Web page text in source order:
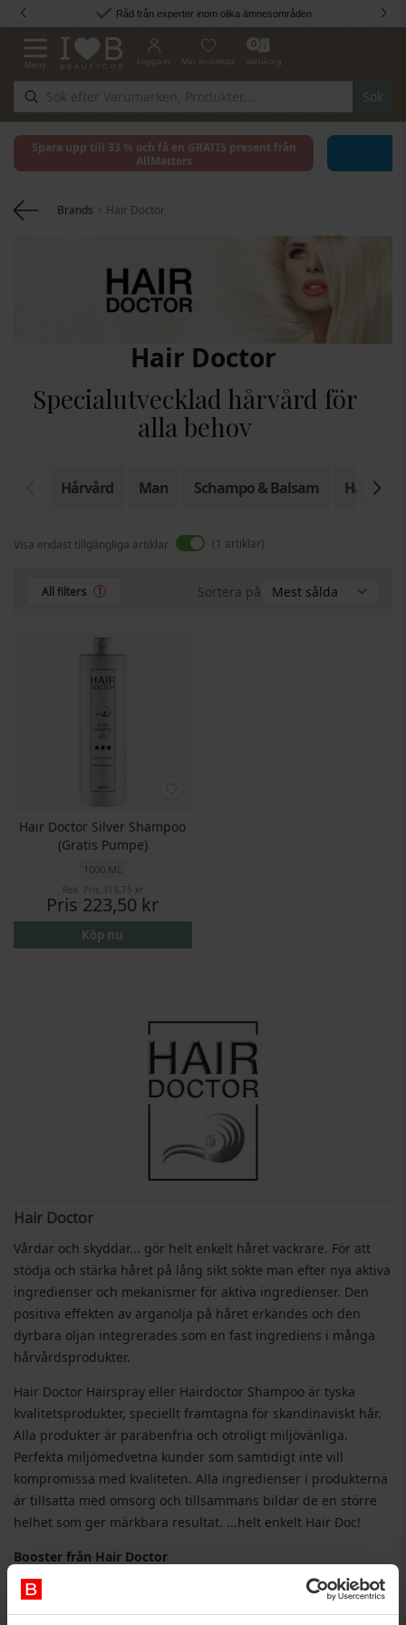
Hoppa till innehålletRåd från experter inom olika ämnesområden
Växla Nav
Meny
Sök
Logga in Min önskelista
0
Varukorg
Spara upp till 33 % och få en GRATIS present från
AllMatters
Brands Hair Doctor
Hair Doctor
Specialutvecklad hårvård för
alla behov
Hårvård Man Schampo & Balsam
Visa endast tillgängliga artiklar 1 artiklar
All filters 1 Sortera på
Hair Doctor Silver Shampoo
(Gratis Pumpe)
1000 ML
Rek. Pris 319,75 kr
Pris 223,50 kr
Köp nu
Hair Doctor
Vårdar och skyddar... gör helt enkelt håret vackrare. För att
stödja och stärka håret på lång sikt sökte man efter nya aktiva
ingredienser och mekanismer för aktiva ingredienser. Den
positiva effekten av arganolja på håret erkändes och den
dyrbara oljan integrerades som en fast ingrediens i många
hårvårdsprodukter.
Hair Doctor Hairspray eller Hairdoctor Shampoo är tyska
kvalitetsprodukter, speciellt framtagna för skandinaviskt hår.
Alla produkter är parabenfria och otroligt miljövänliga.
Perfekta miljömedvetna kunder som samtidigt inte vill
kompromissa med kvaliteten. Alla ingredienser i produkterna
är tillsatta med omsorg och tillsammans bildar de en större
helhet som ger märkbara resultat. ...helt enkelt Hair Doc!
Booster från Hair Doctor
Produkterna innehåller arganolja, veteprotein, solrosolja,
mango, orkidé och Inca inchiolja. Alla ingredienser vårdar